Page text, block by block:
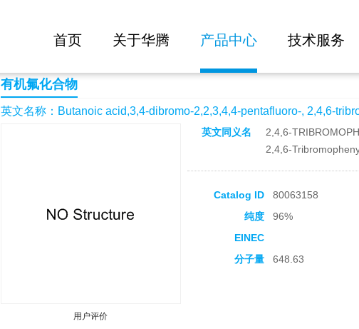
首页 关于华腾 产品中心 技术服务
Butanoic acid,3,4-dibromo-2,2,3,4,4-pentafluoro-, 2,4,6-tribromophenyl ester
有机氟化合物
英文名称：Butanoic acid,3,4-dibromo-2,2,3,4,4-pentafluoro-, 2,4,6-
用户评价
英文同义名
2,4,6-
2,4,6-
Catalog ID 80063158
纯度
96%
EINEC
分子量 648.63